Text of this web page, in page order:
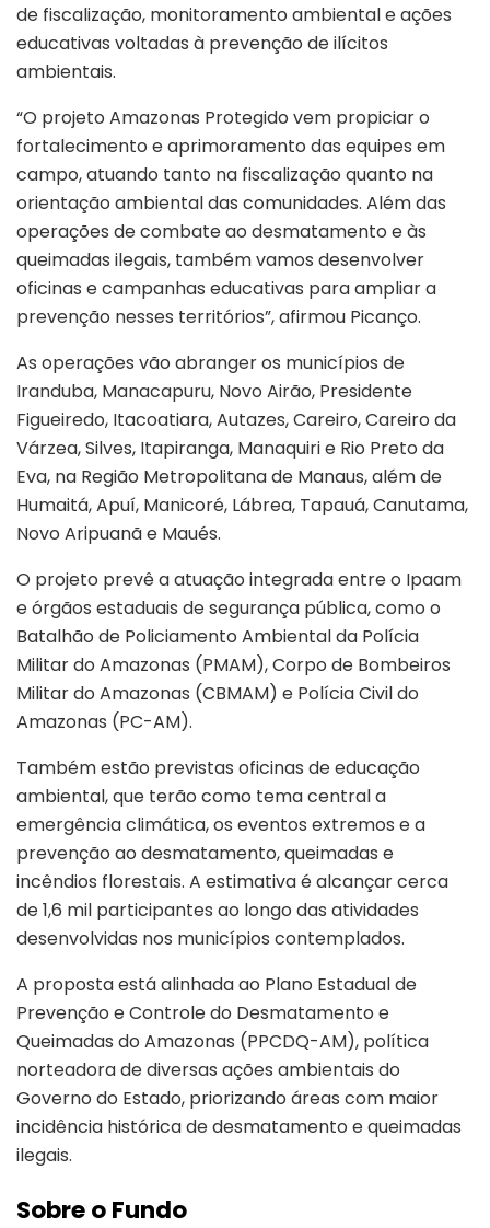
de fiscalização, monitoramento ambiental e ações
educativas voltadas à prevenção de ilícitos
ambientais.
“O projeto Amazonas Protegido vem propiciar o
fortalecimento e aprimoramento das equipes em
campo, atuando tanto na fiscalização quanto na
orientação ambiental das comunidades. Além das
operações de combate ao desmatamento e às
queimadas ilegais, também vamos desenvolver
oficinas e campanhas educativas para ampliar a
prevenção nesses territórios”, afirmou Picanço.
As operações vão abranger os municípios de
Iranduba, Manacapuru, Novo Airão, Presidente
Figueiredo, Itacoatiara, Autazes, Careiro, Careiro da
Várzea, Silves, Itapiranga, Manaquiri e Rio Preto da
Eva, na Região Metropolitana de Manaus, além de
Humaitá, Apuí, Manicoré, Lábrea, Tapauá, Canutama,
Novo Aripuanã e Maués.
O projeto prevê a atuação integrada entre o Ipaam
e órgãos estaduais de segurança pública, como o
Batalhão de Policiamento Ambiental da Polícia
Militar do Amazonas (PMAM), Corpo de Bombeiros
Militar do Amazonas (CBMAM) e Polícia Civil do
Amazonas (PC-AM).
Também estão previstas oficinas de educação
ambiental, que terão como tema central a
emergência climática, os eventos extremos e a
prevenção ao desmatamento, queimadas e
incêndios florestais. A estimativa é alcançar cerca
de 1,6 mil participantes ao longo das atividades
desenvolvidas nos municípios contemplados.
A proposta está alinhada ao Plano Estadual de
Prevenção e Controle do Desmatamento e
Queimadas do Amazonas (PPCDQ-AM), política
norteadora de diversas ações ambientais do
Governo do Estado, priorizando áreas com maior
incidência histórica de desmatamento e queimadas
ilegais.
Sobre o Fundo